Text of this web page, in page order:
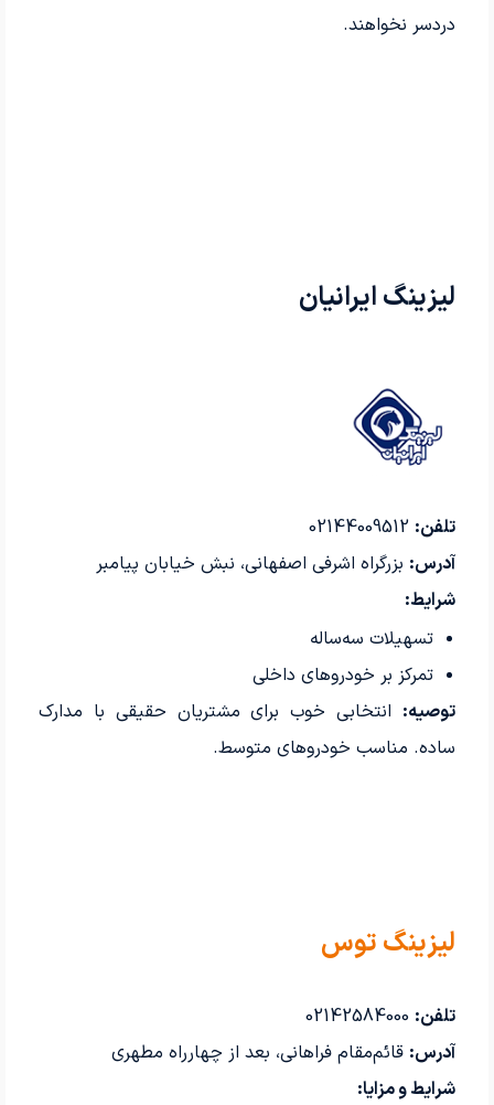
دردسر نخواهند.
لیزینگ ایرانیان
تلفن:
آدرس: بزرگراه اشرفی اصفهانی، نبش خیابان پیامبر
شرایط:
تسهیلات سه‌ساله
تمرکز بر خودروهای داخلی
توصیه: انتخابی خوب برای مشتریان حقیقی با مدارک
ساده. مناسب خودروهای متوسط.
لیزینگ توس
تلفن:
آدرس: قائم‌مقام فراهانی، بعد از چهارراه مطهری
شرایط و مزایا: